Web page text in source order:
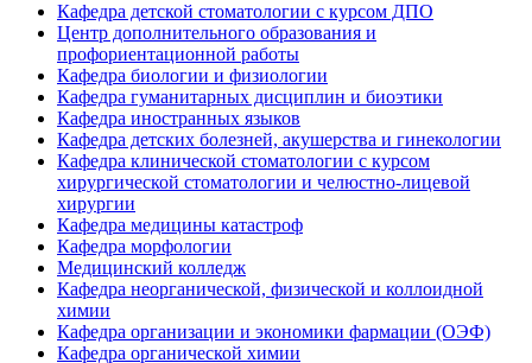
Кафедра детской стоматологии с курсом ДПО
Центр дополнительного образования и
профориентационной работы
Кафедра биологии и физиологии
Кафедра гуманитарных дисциплин и биоэтики
Кафедра иностранных языков
Кафедра детских болезней, акушерства и гинекологии
Кафедра клинической стоматологии с курсом
хирургической стоматологии и челюстно-лицевой
хирургии
Кафедра медицины катастроф
Кафедра морфологии
Медицинский колледж
Кафедра неорганической, физической и коллоидной
химии
Кафедра организации и экономики фармации (ОЭФ)
Кафедра органической химии